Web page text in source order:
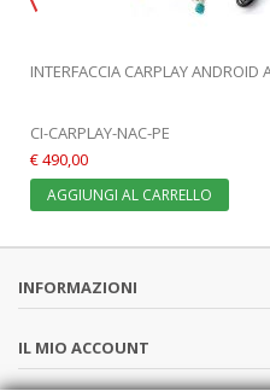
INTERFACCIA CARPLAY ANDROID
CI-CARPLAY-NAC-PE
€ 490,00
AGGIUNGI AL CARRELLO
INFORMAZIONI
IL MIO ACCOUNT